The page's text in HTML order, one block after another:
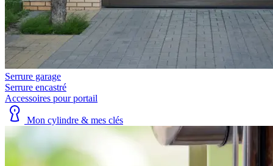
Serrure garage
Serrure encastré
Accessoires pour portail
Mon cylindre & mes clés